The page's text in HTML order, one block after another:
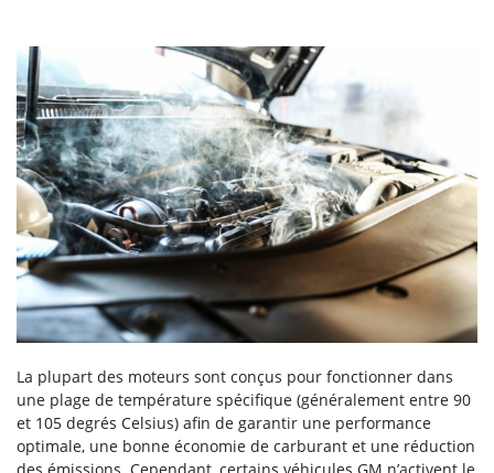
La plupart des moteurs sont conçus pour fonctionner dans
une plage de température spécifique (généralement entre 90
et 105 degrés Celsius) afin de garantir une performance
optimale, une bonne économie de carburant et une réduction
des émissions. Cependant, certains véhicules GM n’activent le